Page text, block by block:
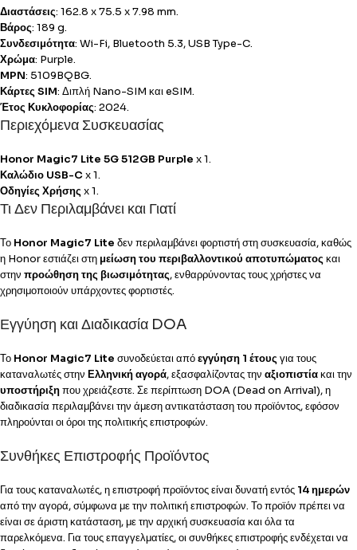
Διαστάσεις: 162.8 x 75.5 x 7.98 mm.
Βάρος: 189 g.
Συνδεσιμότητα: Wi-Fi, Bluetooth 5.3, USB Type-C.
Χρώμα: Purple.
MPN: 5109BQBG.
Κάρτες SIM: Διπλή Nano-SIM και eSIM.
Έτος Κυκλοφορίας: 2024.
Περιεχόμενα Συσκευασίας
Honor Magic7 Lite 5G 512GB Purple x 1.
Καλώδιο USB-C x 1.
Οδηγίες Χρήσης x 1.
Τι Δεν Περιλαμβάνει και Γιατί
Το Honor Magic7 Lite δεν περιλαμβάνει φορτιστή στη συσκευασία, καθώς
η Honor εστιάζει στη μείωση του περιβαλλοντικού αποτυπώματος και
στην προώθηση της βιωσιμότητας, ενθαρρύνοντας τους χρήστες να
χρησιμοποιούν υπάρχοντες φορτιστές.
Εγγύηση και Διαδικασία DOA
Το Honor Magic7 Lite συνοδεύεται απόεγγύηση 1 έτους για τους
καταναλωτές στην Ελληνική αγορά, εξασφαλίζοντας την αξιοπιστίακαι την
υποστήριξηπου χρειάζεστε. Σε περίπτωση DOA (Dead on Arrival), η
διαδικασία περιλαμβάνει την άμεση αντικατάσταση του προϊόντος, εφόσον
πληρούνται οι όροι της πολιτικής επιστροφών.
Συνθήκες Επιστροφής Προϊόντος
Για τους καταναλωτές, η επιστροφή προϊόντος είναι δυνατή εντός 14 ημερών
από την αγορά, σύμφωνα με την πολιτική επιστροφών. Το προϊόν πρέπει να
είναι σε άριστη κατάσταση, με την αρχική συσκευασία και όλα τα
παρελκόμενα. Για τους επαγγελματίες, οι συνθήκες επιστροφής ενδέχεται να